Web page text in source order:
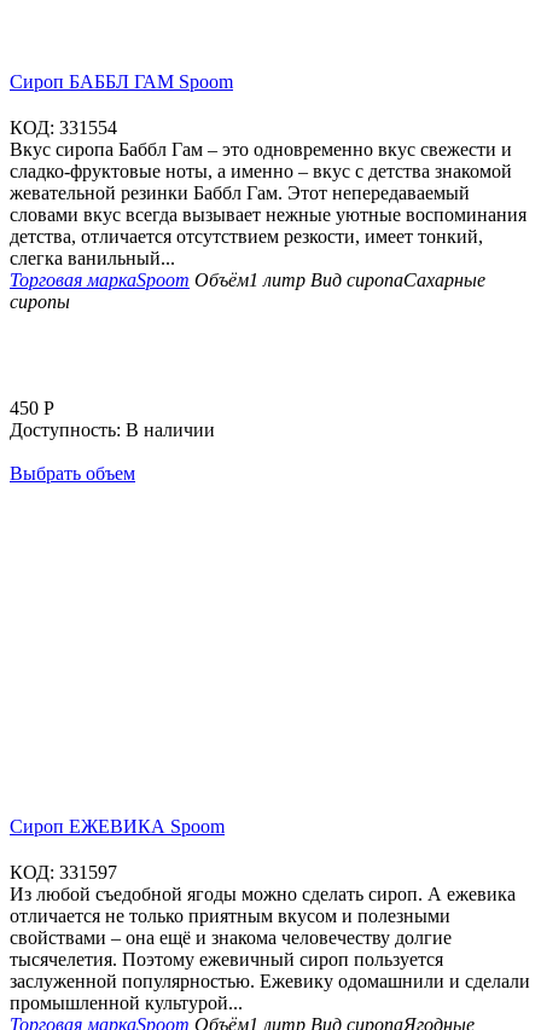
Сироп БАББЛ ГАМ Spoom
КОД: 331554
Вкус сиропа Баббл Гам – это одновременно вкус свежести и
сладко-фруктовые ноты, а именно – вкус с детства знакомой
жевательной резинки Баббл Гам. Этот непередаваемый
словами вкус всегда вызывает нежные уютные воспоминания
детства, отличается отсутствием резкости, имеет тонкий,
слегка ванильный...
Торговая маркаSpoom Объём1 литр Вид сиропаСахарные
сиропы
450 Р
Доступность: В наличии
Выбрать объем
Сироп ЕЖЕВИКА Spoom
КОД: 331597
Из любой съедобной ягоды можно сделать сироп. А ежевика
отличается не только приятным вкусом и полезными
свойствами – она ещё и знакома человечеству долгие
тысячелетия. Поэтому ежевичный сироп пользуется
заслуженной популярностью. Ежевику одомашнили и сделали
промышленной культурой...
Торговая маркаSpoom Объём1 литр Вид сиропаЯгодные